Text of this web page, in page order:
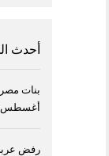
أحدث
بنات مصر
أغسطس 6, 2026
رفض عربي